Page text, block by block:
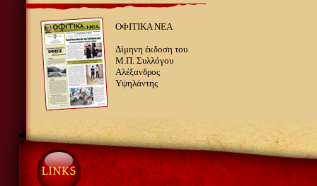
ΟΦΙΤΙΚΑ ΝΕΑ
Δίμηνη έκδοση του
Μ.Π. Συλλόγου
Αλέξανδρος
Υψηλάντης